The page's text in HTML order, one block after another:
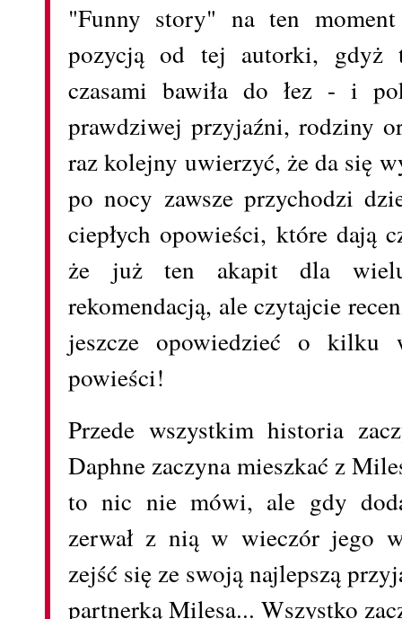
"Funny story" na ten
pozycją od tej autorki, gdyż
czasami bawiła do łez - i
prawdziwej przyjaźni, rodziny
raz kolejny uwierzyć, że da się
po nocy zawsze przychodzi
ciepłych opowieści, które dają
że już ten akapit dla
rekomendacją, ale czytajcie
jeszcze opowiedzieć o kilku
powieści!
Przede wszystkim historia
Daphne zaczyna mieszkać z
to nic nie mówi, ale gdy
zerwał z nią w wieczór jego
zejść się ze swoją najlepszą
partnerką Milesa... Wszystko